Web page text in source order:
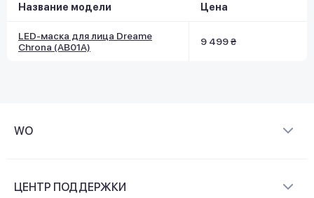
Название модели Цена
LED-маска для лица Dreame
Chrona (AB01A)
9 499 ₴
WO
ЦЕНТР ПОДДЕРЖКИ